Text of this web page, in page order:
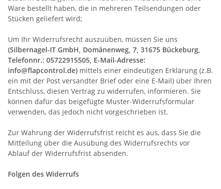
Ware bestellt haben, die in mehreren Teilsendungen oder
Stücken geliefert wird;
Um Ihr Widerrufsrecht auszuüben, müssen Sie uns
(Silbernagel-IT GmbH, Domänenweg, 7, 31675 Bückeburg,
Telefonnr.: 05722915505, E-Mail-Adresse:
info@flapcontrol.de) mittels einer eindeutigen Erklärung (z.B.
ein mit der Post versandter Brief oder eine E-Mail) über Ihren
Entschluss, diesen Vertrag zu widerrufen, informieren. Sie
können dafür das beigefügte Muster-Widerrufsformular
verwenden, das jedoch nicht vorgeschrieben ist.
Zur Wahrung der Widerrufsfrist reicht es aus, dass Sie die
Mitteilung über die Ausübung des Widerrufsrechts vor
Ablauf der Widerrufsfrist absenden.
Folgen des Widerrufs